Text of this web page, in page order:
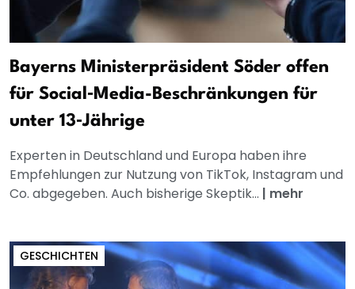
Bayerns Ministerpräsident Söder offen
für Social‑Media-Beschränkungen für
unter 13‑Jährige
Experten in Deutschland und Europa haben ihre
Empfehlungen zur Nutzung von TikTok, Instagram und
Co. abgegeben. Auch bisherige Skeptik... | mehr
GESCHICHTEN